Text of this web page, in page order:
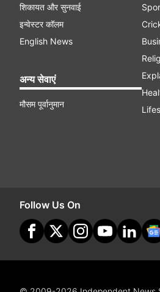
शिकायत और सुनवाई
इन्वेस्टर कॉलम
English News
अन्य सेवाएं
मौसम पूर्वानुमान
Follow Us On